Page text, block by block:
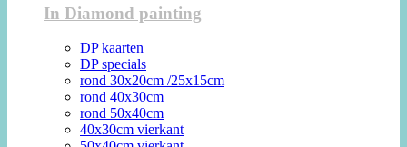
In Diamond painting
DP kaarten
DP specials
rond 30x20cm /25x15cm
rond 40x30cm
rond 50x40cm
40x30cm vierkant